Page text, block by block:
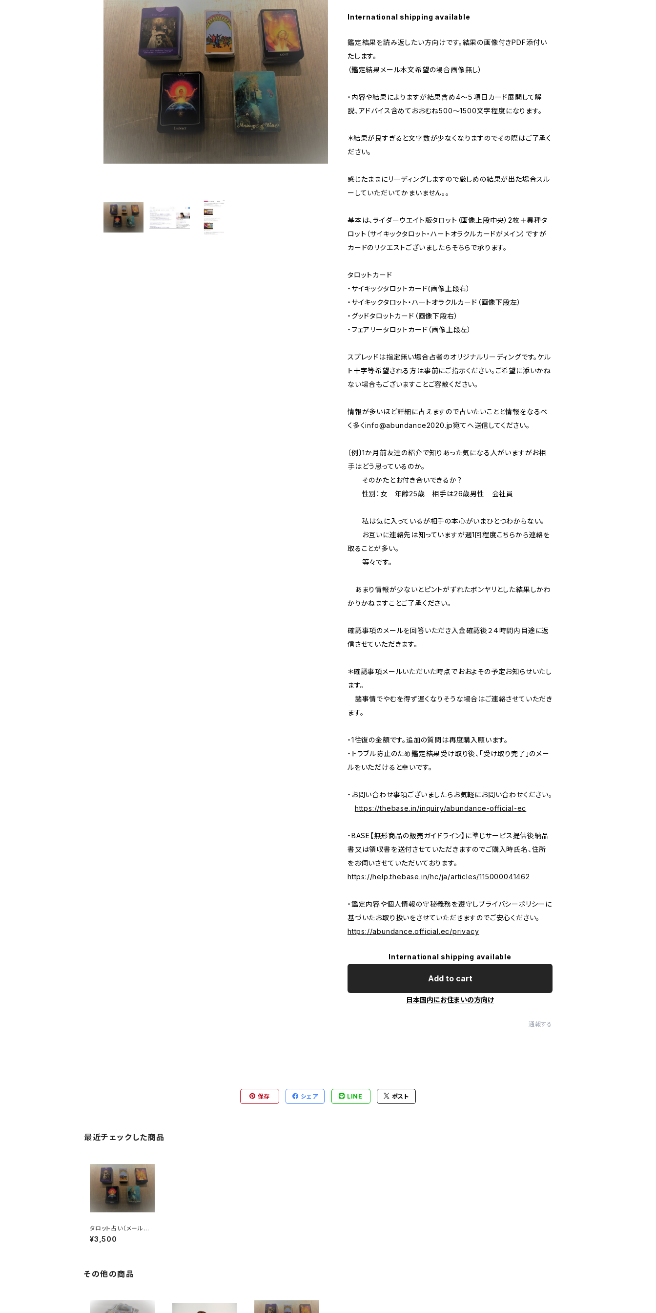
International shipping available
鑑定結果を読み返したい方向けです。結果の画像付きPDF添付い
たします。
（鑑定結果メール本文希望の場合画像無し）
・内容や結果によりますが結果含め4～５項目カード展開して解
説、アドバイス含めておおむね500～1500文字程度になります。
＊結果が良すぎると文字数が少なくなりますのでその際はご了承く
ださい。
感じたままにリーディングしますので厳しめの結果が出た場合スル
ーしていただいてかまいません。。
基本は、ライダーウエイト版タロット（画像上段中央）2枚＋異種タ
ロット（サイキックタロット・ハートオラクルカードがメイン）ですが
カードのリクエストございましたらそちらで承ります。
タロットカード
・サイキックタロットカード(画像上段右）
・サイキックタロット・ハートオラクルカード（画像下段左）
・グッドタロットカード（画像下段右）
・フェアリータロットカード（画像上段左）
スプレッドは指定無い場合占者のオリジナルリーディングです。ケル
ト十字等希望される方は事前にご指示ください。ご希望に添いかね
ない場合もございますことご容赦ください。
情報が多いほど詳細に占えますので占いたいことと情報をなるべ
く多くinfo@abundance2020.jp宛てへ送信してください。
〔例〕1か月前友達の紹介で知りあった気になる人がいますがお相
手はどう思っているのか。
そのかたとお付き合いできるか？
性別：女 年齢25歳 相手は26歳男性 会社員
私は気に入っているが相手の本心がいまひとつわからない。
お互いに連絡先は知っていますが週1回程度こちらから連絡を
取ることが多い。
等々です。
あまり情報が少ないとピントがずれたボンヤリとした結果しかわ
かりかねますことご了承ください。
確認事項のメールを回答いただき入金確認後２４時間内目途に返
信させていただきます。
＊確認事項メールいただいた時点でおおよその予定お知らせいたし
ます。
諸事情でやむを得ず遅くなりそうな場合はご連絡させていただき
ます。
・1往復の金額です。追加の質問は再度購入願います。
・トラブル防止のため鑑定結果受け取り後、「受け取り完了」のメー
ルをいただけると幸いです。
・お問い合わせ事項ございましたらお気軽にお問い合わせください。
https://thebase.in/inquiry/abundance-official-ec
・BASE【無形商品の販売ガイドライン】に準じサービス提供後納品
書又は領収書を送付させていただきますのでご購入時氏名、住所
をお伺いさせていただいております。
https://help.thebase.in/hc/ja/articles/115000041462
・鑑定内容や個人情報の守秘義務を遵守しプライバシーポリシーに
基づいたお取り扱いをさせていただきますのでご安心ください。
https://abundance.official.ec/privacy
International shipping available
Add to cart
日本国内にお住まいの方向け
通報する
保存 シェア LINE ポスト
最近チェックした商品
タロット占い（メール鑑
定）
¥3,500
その他の商品